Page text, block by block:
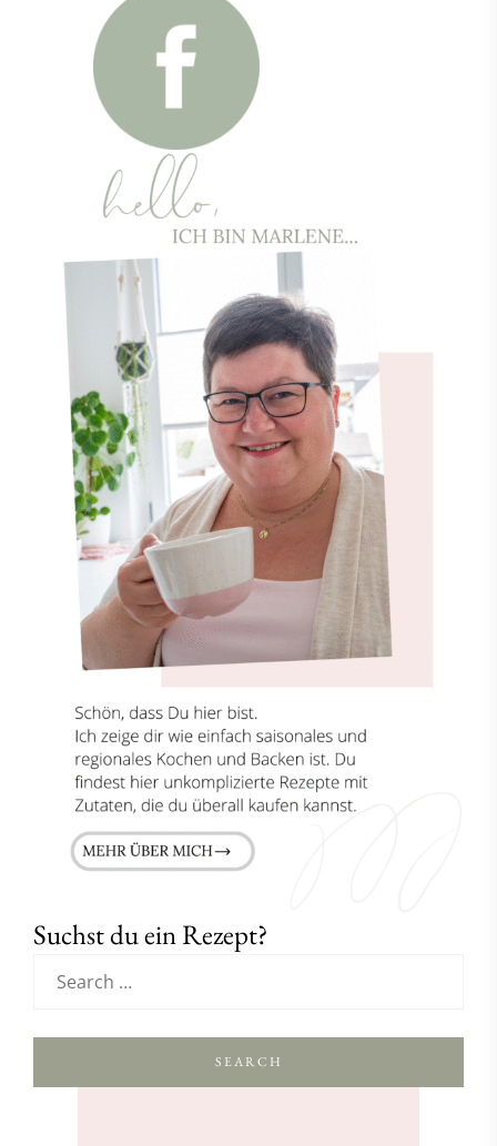
Suchst du ein Rezept?
SEARCH